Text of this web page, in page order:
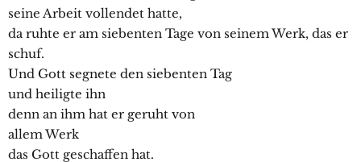
seine Arbeit vollendet hatte,
da ruhte er am siebenten Tage von seinem Werk, das er
schuf.
Und Gott segnete den siebenten Tag
und heiligte ihn
denn an ihm hat er geruht von
allem Werk
das Gott geschaffen hat.